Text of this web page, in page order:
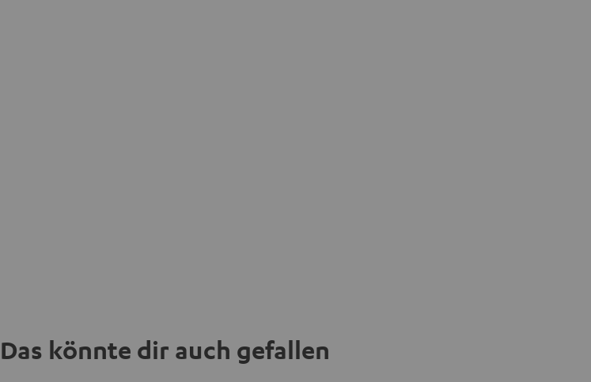
Das könnte dir auch gefallen